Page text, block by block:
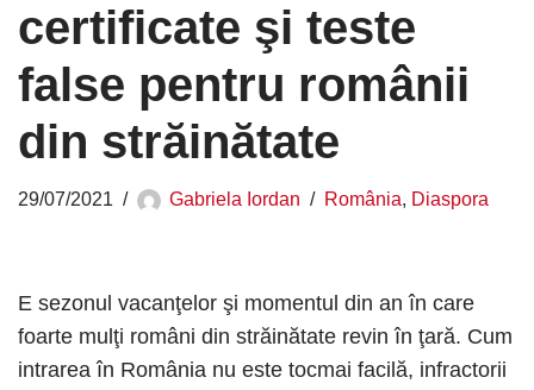
certificate şi teste
false pentru românii
din străinătate
29/07/2021 Gabriela Iordan România, Diaspora
E sezonul vacanţelor şi momentul din an în care
foarte mulţi români din străinătate revin în ţară. Cum
intrarea în România nu este tocmai facilă, infractorii